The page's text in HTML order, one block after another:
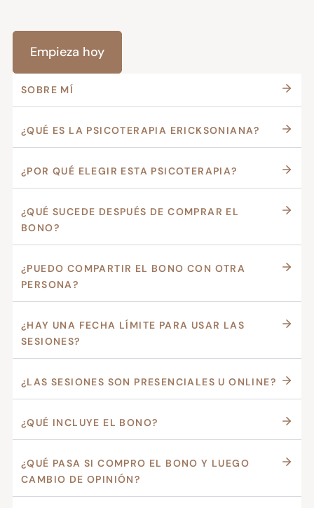
Empieza hoy
SOBRE MÍ
¿QUÉ ES LA PSICOTERAPIA ERICKSONIANA?
¿POR QUÉ ELEGIR ESTA PSICOTERAPIA?
¿QUÉ SUCEDE DESPUÉS DE COMPRAR EL
BONO?
¿PUEDO COMPARTIR EL BONO CON OTRA
PERSONA?
¿HAY UNA FECHA LÍMITE PARA USAR LAS
SESIONES?
¿LAS SESIONES SON PRESENCIALES U ONLINE?
¿QUÉ INCLUYE EL BONO?
¿QUÉ PASA SI COMPRO EL BONO Y LUEGO
CAMBIO DE OPINIÓN?